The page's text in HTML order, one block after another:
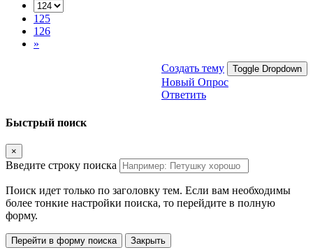
125
126
»
Создать тему Toggle Dropdown
Новый Опрос
Ответить
Быстрый поиск
×
Введите строку поиска
Поиск идет только по заголовку тем. Если вам необходимы
более тонкие настройки поиска, то перейдите в полную
форму.
Перейти в форму поиска Закрыть